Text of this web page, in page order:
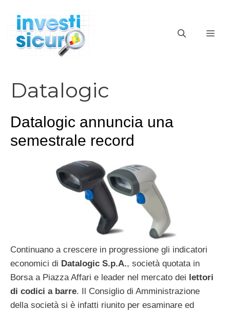
contenuto
Datalogic
Datalogic annuncia una
semestrale record
Continuano a crescere in progressione gli indicatori
economici di Datalogic S.p.A., società quotata in
Borsa a Piazza Affari e leader nel mercato dei lettori
di codici a barre. Il Consiglio di Amministrazione
della società si è infatti riunito per esaminare ed